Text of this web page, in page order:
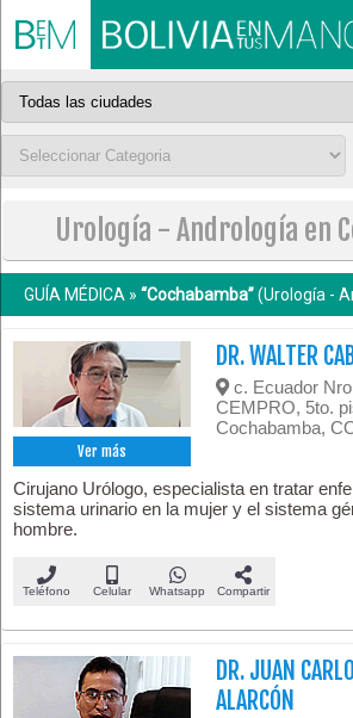
Urología - Andrología en
GUÍA MÉDICA » “Cochabamba”(Urología -
Ver más
DR. WALTER
c. Ecuador
CEMPRO, 5to.
Cochabamba,
Cirujano Urólogo, especialista en tratar
sistema urinario en la mujer y el sistema
hombre.
Teléfono Celular Whatsapp Compartir
DR. JUAN
ALARCÓN